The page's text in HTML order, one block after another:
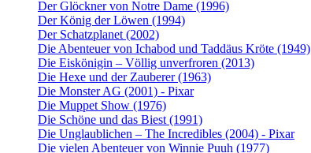
Der Glöckner von Notre Dame (1996)
Der König der Löwen (1994)
Der Schatzplanet (2002)
Die Abenteuer von Ichabod und Taddäus Kröte (1949)
Die Eiskönigin – Völlig unverfroren (2013)
Die Hexe und der Zauberer (1963)
Die Monster AG (2001) - Pixar
Die Muppet Show (1976)
Die Schöne und das Biest (1991)
Die Unglaublichen – The Incredibles (2004) - Pixar
Die vielen Abenteuer von Winnie Puuh (1977)